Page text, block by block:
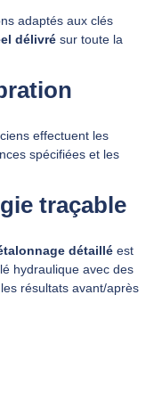
adaptés aux clés
délivré sur toute la
effectuent les
spécifiées et les
traçable
détaillé est
hydraulique avec des
résultats avant/après